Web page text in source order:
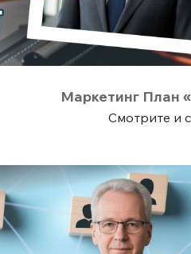
Маркетинг План
Смотрите и